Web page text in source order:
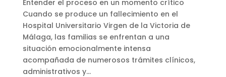
Entender el proceso en un momento crítico
Cuando se produce un fallecimiento en el
Hospital Universitario Virgen de la Victoria de
Málaga, las familias se enfrentan a una
situación emocionalmente intensa
acompañada de numerosos trámites clínicos,
administrativos y...